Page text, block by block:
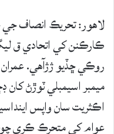
لاهور: تحريڪ انصاف جي
ڪارڪنن کي اتحادي ق
روڪي ڇڏيو ژژآهي.
ميمبر اسيمبلي ٽوڙڻ کان
اڪثريت سان واپس
عوام کي متحرڪ ڪري